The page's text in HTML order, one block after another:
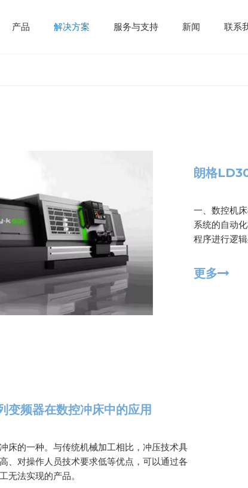
产品 解决方案 服务与支持 新闻 联系
朗格
一、数控机
系统的自动
程序进行逻
更多
频器在数控冲床中的应用
床的一种。与传统机械加工相比，冲压技术具
、对操作人员技术要求低等优点，可以通过各
无法实现的产品。